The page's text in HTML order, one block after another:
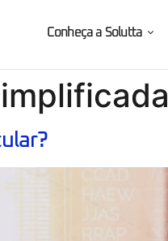
Conheça a Solutta